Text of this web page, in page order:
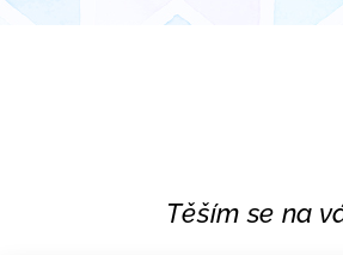
Těším se na